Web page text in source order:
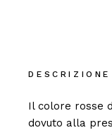
DESCRIZIONE
Il colore rosse
dovuto alla